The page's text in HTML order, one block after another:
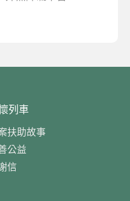
列車
扶助故事
公益
信